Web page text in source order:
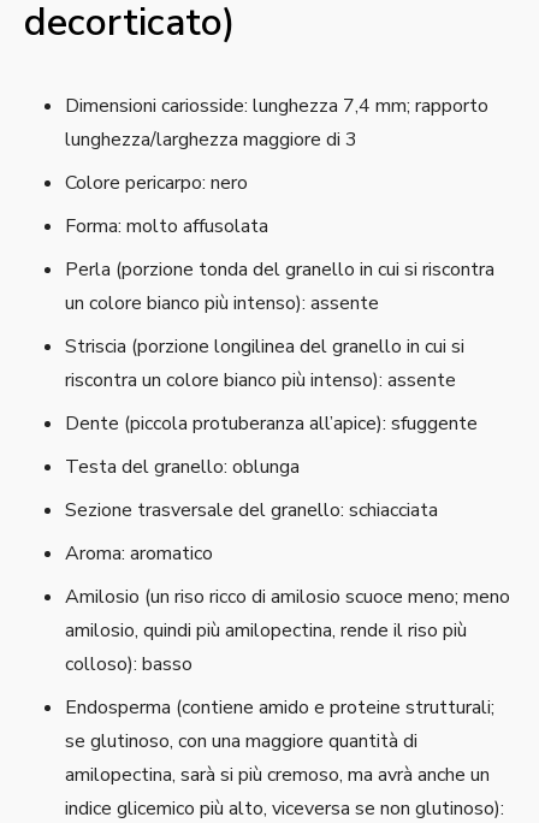
decorticato)
Dimensioni cariosside: lunghezza 7,4 mm; rapporto
lunghezza/larghezza maggiore di 3
Colore pericarpo: nero
Forma: molto affusolata
Perla (porzione tonda del granello in cui si riscontra
un colore bianco più intenso): assente
Striscia (porzione longilinea del granello in cui si
riscontra un colore bianco più intenso): assente
Dente (piccola protuberanza all’apice): sfuggente
Testa del granello: oblunga
Sezione trasversale del granello: schiacciata
Aroma: aromatico
Amilosio (un riso ricco di amilosio scuoce meno; meno
amilosio, quindi più amilopectina, rende il riso più
colloso): basso
Endosperma (contiene amido e proteine strutturali;
se glutinoso, con una maggiore quantità di
amilopectina, sarà si più cremoso, ma avrà anche un
indice glicemico più alto, viceversa se non glutinoso):